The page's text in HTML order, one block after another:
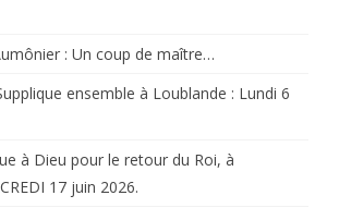
: Un coup de maître…
ensemble à Loublande : Lundi 6
à Dieu pour le retour du Roi, à
17 juin 2026.